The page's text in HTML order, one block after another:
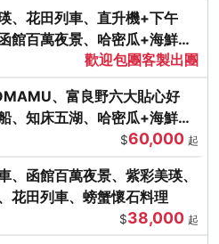
、花田列車、直升機+下午
館百萬夜景、哈密瓜+海鮮和
歡迎包團客製出團
、富良野六大貼心好
、知床五湖、哈密瓜+海鮮和
$60,000 起
、函館百萬夜景、紫彩美瑛、
花田列車、螃蟹懷石料理
$38,000 起